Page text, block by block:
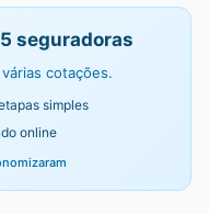
seguradoras
cotações.
simples
online